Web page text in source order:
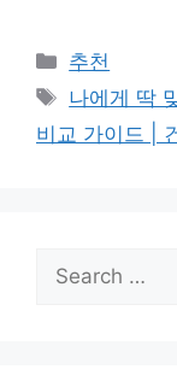
Categories
추천
Tags
나에게 딱
비교 가이드 |
for: